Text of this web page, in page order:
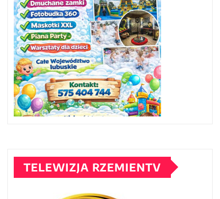
TELEWIZJA RZEMIENTV